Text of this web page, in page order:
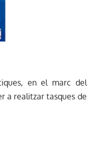
en el marc del
a realitzar tasques de